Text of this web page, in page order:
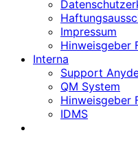
Impressum
Hinweisgeber
Interna
Support
QM System
Hinweisgeber
IDMS